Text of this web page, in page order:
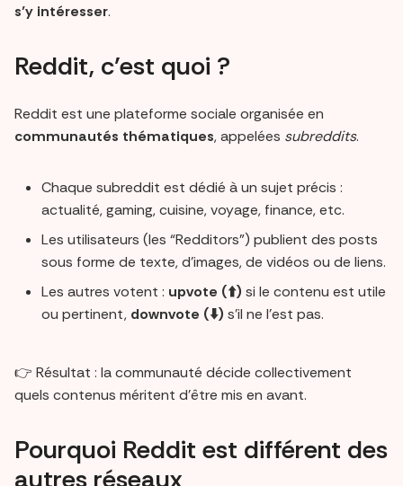
s’y intéresser.
Reddit, c’est quoi ?
Reddit est une plateforme sociale organisée en
communautés thématiques, appelées subreddits.
Chaque subreddit est dédié à un sujet précis :
actualité, gaming, cuisine, voyage, finance, etc.
Les utilisateurs (les “Redditors”) publient des posts
sous forme de texte, d’images, de vidéos ou de liens.
Les autres votent : upvote (⬆️) si le contenu est utile
ou pertinent, downvote (⬇️) s’il ne l’est pas.
👉 Résultat : la communauté décide collectivement
quels contenus méritent d’être mis en avant.
Pourquoi Reddit est différent des
autres réseaux